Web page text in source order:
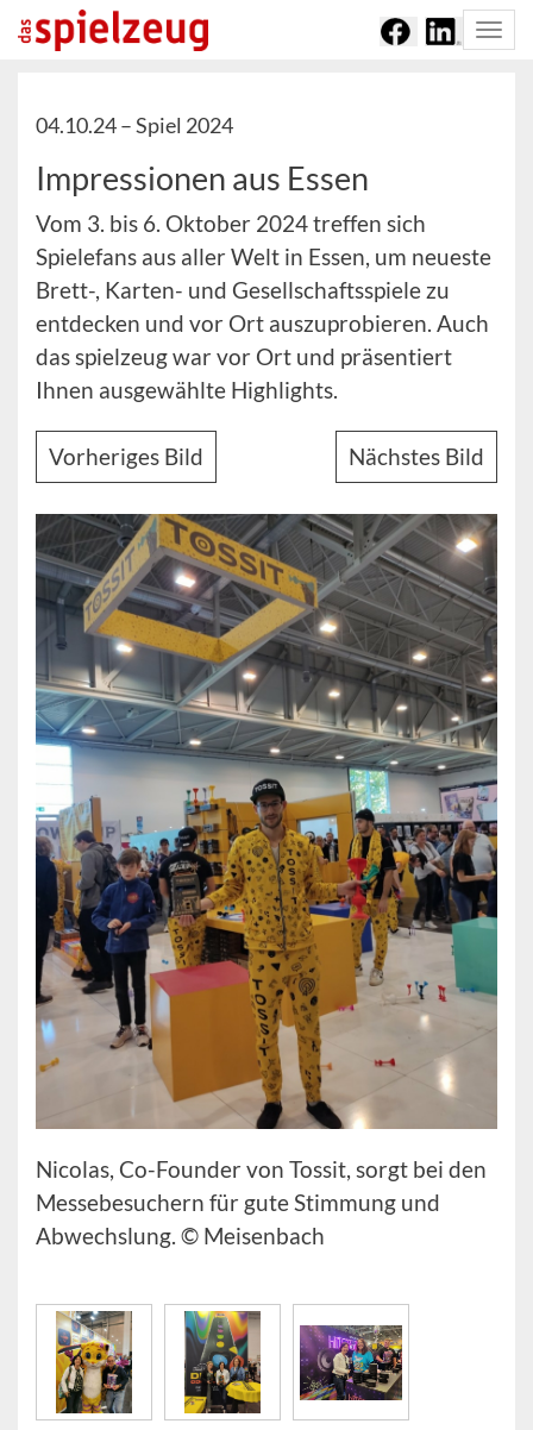
04.10.24 –Spiel 2024
Impressionen aus Essen
Vom 3. bis 6. Oktober 2024 treffen sich
Spielefans aus aller Welt in Essen, um neueste
Brett-, Karten- und Gesellschaftsspiele zu
entdecken und vor Ort auszuprobieren. Auch
das spielzeug war vor Ort und präsentiert
Ihnen ausgewählte Highlights.
Vorheriges Bild Nächstes Bild
Nicolas, Co-Founder von Tossit, sorgt bei den
Messebesuchern für gute Stimmung und
Abwechslung. © Meisenbach